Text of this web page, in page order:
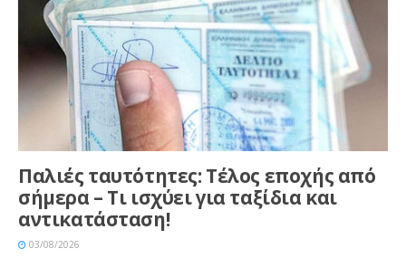
Παλιές ταυτότητες: Τέλος εποχής από
σήμερα – Τι ισχύει για ταξίδια και
αντικατάσταση!
03/08/2026